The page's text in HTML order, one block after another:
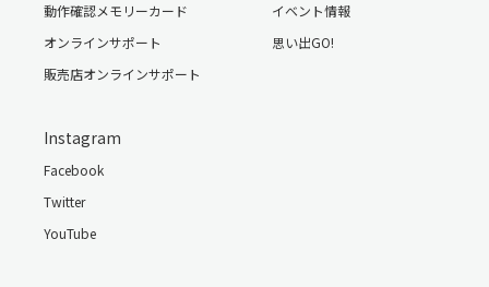
動作確認メモリーカード
オンラインサポート
販売店オンラインサポート
イベント情報
思い出GO!
Instagram
Facebook
Twitter
YouTube